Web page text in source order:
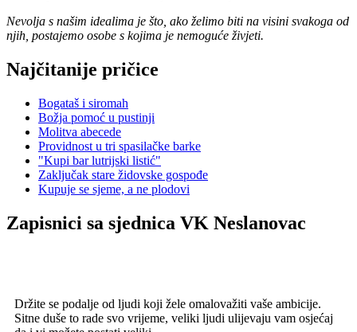
Nevolja s našim idealima je što, ako želimo biti na visini svakoga od
njih, postajemo osobe s kojima je nemoguće živjeti.
Najčitanije pričice
Bogataš i siromah
Božja pomoć u pustinji
Molitva abecede
Providnost u tri spasilačke barke
"Kupi bar lutrijski listić"
Zaključak stare židovske gospođe
Kupuje se sjeme, a ne plodovi
Zapisnici sa sjednica VK Neslanovac
Držite se podalje od ljudi koji žele omalovažiti vaše ambicije.
Sitne duše to rade svo vrijeme, veliki ljudi ulijevaju vam osjećaj